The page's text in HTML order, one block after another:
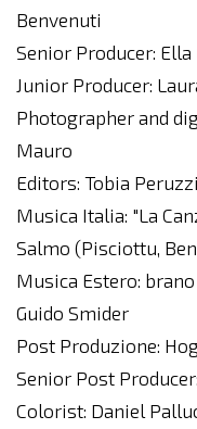
Benvenuti
Senior Producer:
Junior Producer:
Photographer and
Mauro
Editors: Tobia
Musica Italia: "La
Salmo (Pisciottu,
Musica Estero:
Guido Smider
Post Produzione:
Senior Post
Colorist: Daniel